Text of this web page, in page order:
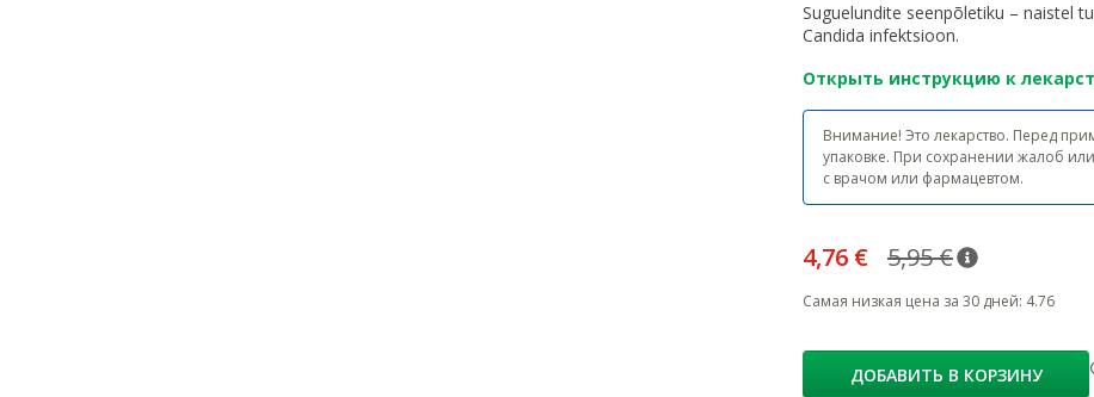
Suguelundite seenpõletiku – naistel
Candida infektsioon.
Открыть инструкцию к
Внимание! Это лекарство. Перед
упаковке. При сохранении жалоб
с врачом или фармацевтом.
5,95 €nõuanne
Tavaline hind
4,76 €
Самая низкая цена за 30 дней: 4.76
ДОБАВИТЬ В КОРЗИНУ